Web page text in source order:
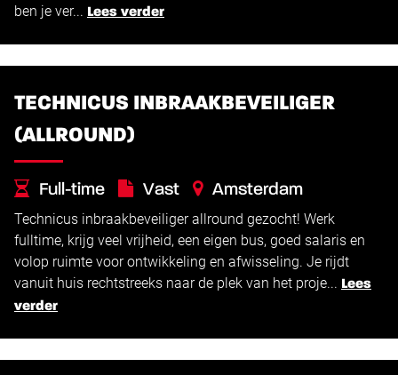
ben je ver... Lees verder
TECHNICUS INBRAAKBEVEILIGER
(ALLROUND)
Full-time Vast
Amsterdam
€2.550 -€4.000
Technicus inbraakbeveiliger allround gezocht! Werk
fulltime, krijg veel vrijheid, een eigen bus, goed salaris en
volop ruimte voor ontwikkeling en afwisseling. Je rijdt
vanuit huis rechtstreeks naar de plek van het proje... Lees
verder